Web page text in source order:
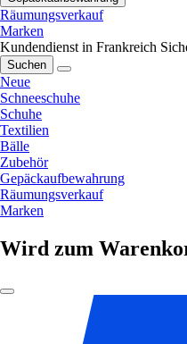
Räumungsverkauf
Marken
Kundendienst in Frankreich
Suchen
Neue
Schneeschuhe
Schuhe
Textilien
Bälle
Zubehör
Gepäckaufbewahrung
Räumungsverkauf
Marken
Wird zum